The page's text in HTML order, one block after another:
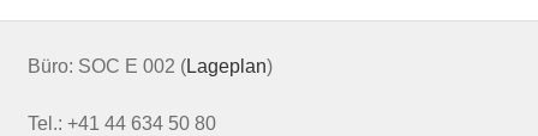
Büro: SOC E 002 (Lageplan)
Tel.: +41 44 634 50 80